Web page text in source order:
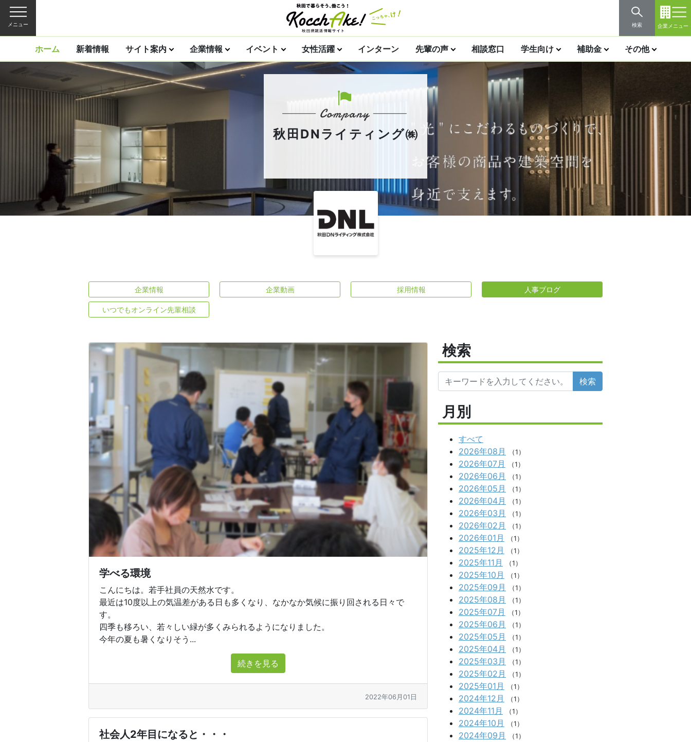
メニュー 検索 企業メニュー
ホーム 新着情報 サイト案内 企業情報 イベント 女性活躍 インターン 先輩の声 相談窓口 学生向け 補助金 その他
秋田DNライティング㈱
企業情報 企業動画 採用情報 人事ブログ
いつでもオンライン先輩相談
学べる環境
こんにちは。若手社員の天然水です。
最近は10度以上の気温差がある日も多くなり、なかなか気候に振り回される日々で
す。
四季も移ろい、若々しい緑が多くみられるようになりました。
今年の夏も暑くなりそう...
続きを見る
2022年06月01日
社会人2年目になると・・・
検索
検索
月別
すべて
2026年08月
（1）
2026年07月 （1）
2026年06月 （1）
2026年05月 （1）
2026年04月 （1）
2026年03月 （1）
2026年02月 （1）
2026年01月 （1）
2025年12月 （1）
2025年11月 （1）
2025年10月 （1）
2025年09月 （1）
2025年08月 （1）
2025年07月 （1）
2025年06月 （1）
2025年05月 （1）
2025年04月 （1）
2025年03月 （1）
2025年02月 （1）
2025年01月 （1）
2024年12月 （1）
2024年11月 （1）
2024年10月 （1）
2024年09月 （1）